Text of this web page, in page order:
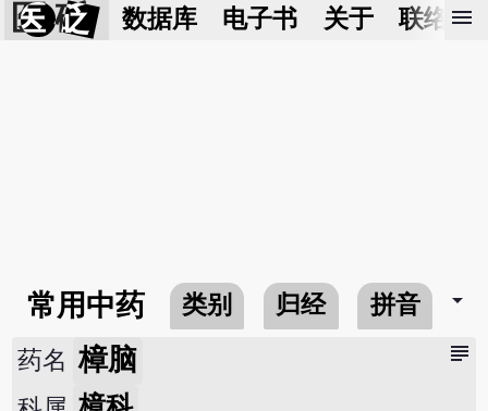
医 砭 数据库 电子书 关于 联络我
menu
常用中药 类别 归经 拼音 arrow_drop_down
subject
药名 樟脑